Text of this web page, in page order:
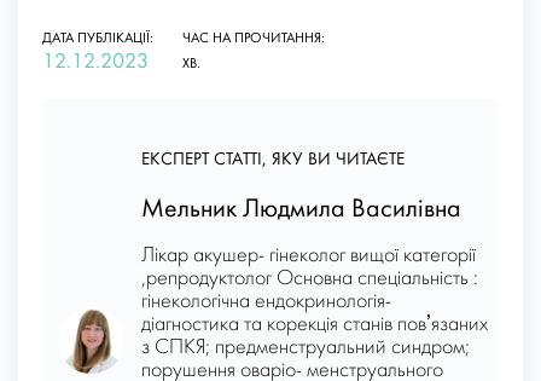
ДАТА ПУБЛІКАЦІЇ:
12.12.2023
ЧАС НА ПРОЧИТАННЯ:
ХВ.
ЕКСПЕРТ СТАТТІ, ЯКУ ВИ ЧИТАЄТЕ
Мельник Людмила Василівна
Лікар акушер- гінеколог вищої категорії
,репродуктолог Основна спеціальність :
гінекологічна ендокринологія-
діагностика та корекція станів повʼязаних
з СПКЯ; предменструальний синдром;
порушення оваріо- менструального